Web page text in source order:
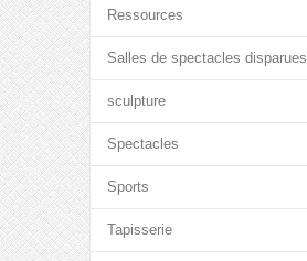
Ressources
Salles de spectacles disparues
sculpture
Spectacles
Sports
Tapisserie